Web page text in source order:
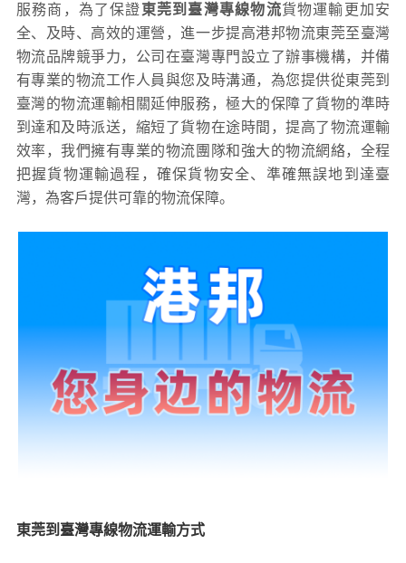
服務商，為了保證東莞到臺灣專線物流貨物運輸更加安
全、及時、高效的運營，進一步提高港邦物流東莞至臺灣
物流品牌競爭力，公司在臺灣專門設立了辦事機構，并備
有專業的物流工作人員與您及時溝通，為您提供從東莞到
臺灣的物流運輸相關延伸服務，極大的保障了貨物的準時
到達和及時派送，縮短了貨物在途時間，提高了物流運輸
效率，我們擁有專業的物流團隊和強大的物流網絡，全程
把握貨物運輸過程，確保貨物安全、準確無誤地到達臺
灣，為客戶提供可靠的物流保障。
東莞到臺灣專線物流運輸方式